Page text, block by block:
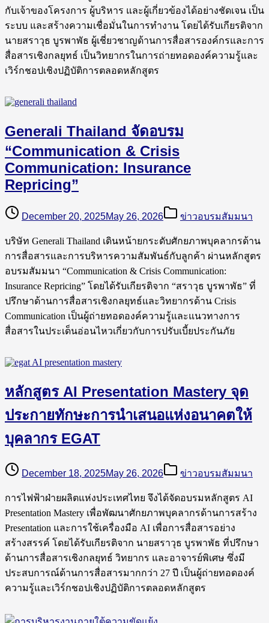
กับเจ้าของโครงการ ผู้บริหาร และผู้เกี่ยวข้องได้อย่างชัดเจน เป็น
ระบบ และสร้างความเชื่อมั่นในการทำงาน โดยได้รับเกียรติจาก
นายสราวุธ บูรพาพัธ ผู้เชี่ยวชาญด้านการสื่อสารองค์กรและการ
สื่อสารเชิงกลยุทธ์ เป็นวิทยากรในการถ่ายทอดองค์ความรู้และ
เวิร์กชอปเชิงปฏิบัติการตลอดหลักสูตร
Generali Thailand จัดอบรม
“Communication & Crisis
Communication: Insurance
Repricing”
December 20, 2025May 26, 2026 ข่าวอบรมสัมมนา
บริษัท Generali Thailand เดินหน้ายกระดับศักยภาพบุคลากรด้าน
การสื่อสารและการบริหารความสัมพันธ์กับลูกค้า ผ่านหลักสูตร
อบรมสัมมนา “Communication & Crisis Communication:
Insurance Repricing” โดยได้รับเกียรติจาก “สราวุธ บูรพาพัธ” ที่
ปรึกษาด้านการสื่อสารเชิงกลยุทธ์และวิทยากรด้าน Crisis
Communication เป็นผู้ถ่ายทอดองค์ความรู้และแนวทางการ
สื่อสารในประเด็นอ่อนไหวเกี่ยวกับการปรับเบี้ยประกันภัย
หลักสูตร AI Presentation Mastery จุด
ประกายทักษะการนำเสนอแห่งอนาคตให้
บุคลากร EGAT
December 18, 2025May 26, 2026 ข่าวอบรมสัมมนา
การไฟฟ้าฝ่ายผลิตแห่งประเทศไทย จึงได้จัดอบรมหลักสูตร AI
Presentation Mastery เพื่อพัฒนาศักยภาพบุคลากรด้านการสร้าง
Presentation และการใช้เครื่องมือ AI เพื่อการสื่อสารอย่าง
สร้างสรรค์ โดยได้รับเกียรติจาก นายสราวุธ บูรพาพัธ ที่ปรึกษา
ด้านการสื่อสารเชิงกลยุทธ์ วิทยากร และอาจารย์พิเศษ ซึ่งมี
ประสบการณ์ด้านการสื่อสารมากกว่า 27 ปี เป็นผู้ถ่ายทอดองค์
ความรู้และเวิร์กชอปเชิงปฏิบัติการตลอดหลักสูตร